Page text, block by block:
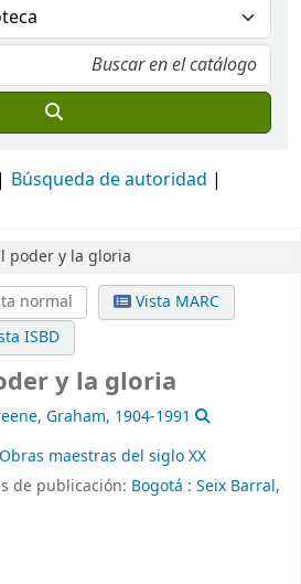
Búsqueda de autoridad
poder y la gloria
normal
Vista MARC
ISBD
y la gloria
Graham, 1904-1991
Obras maestras del siglo XX
de publicación: Bogotá : Seix Barral,